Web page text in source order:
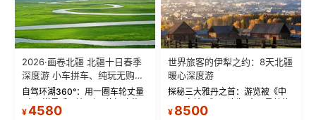
2026·画卷北疆 北疆十日春季
深度游 小车拼车、纯玩无购
物！
自驾环湖360°：用一圈车轮丈量
蓝。 赛湖旅拍：甄选多款风格服
¥4580
世界旅客的伊犁之约：8天北疆
暖心深度游
探秘三大雅丹之首：游览被《中
三大雅丹”第一名的克拉玛依魔鬼
¥ 8500